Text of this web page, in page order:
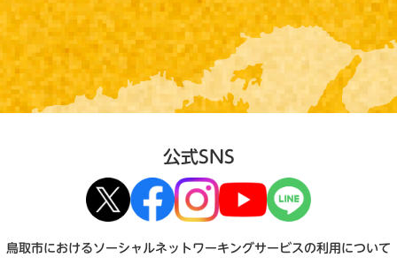
公式SNS
鳥取市におけるソーシャルネットワーキングサービスの利用について